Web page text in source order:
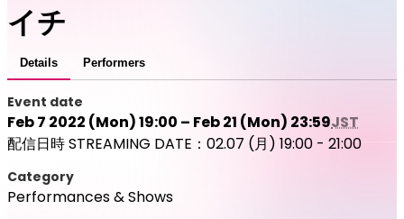
イチ
Details Performers
Event date
Feb 7 2022 (Mon) 19:00 – Feb 21 (Mon) 23:59JST
配信日時 STREAMING DATE：02.07 (月) 19:00 - 21:00
Category
Performances & Shows